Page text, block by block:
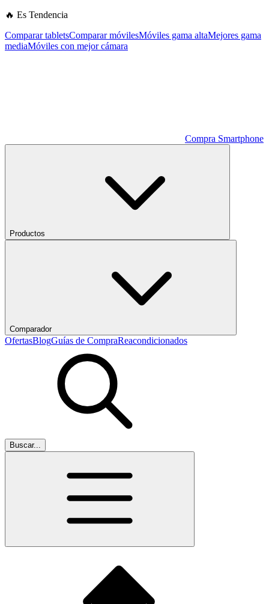
🔥 Es Tendencia
Comparar tabletsComparar móvilesMóviles gama altaMejores gama
mediaMóviles con mejor cámara
Compra Smartphone
Productos
Comparador
OfertasBlogGuías de CompraReacondicionados
Buscar...